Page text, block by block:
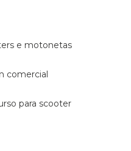
e motonetas
comercial
para scooter